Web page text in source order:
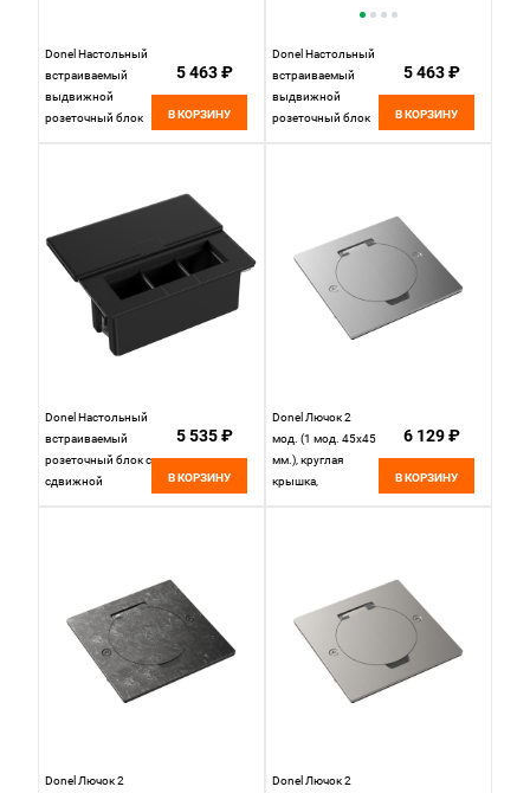
Donel Настольный
встраиваемый
выдвижной
розеточный блок
5 463 ₽
В КОРЗИНУ
Donel Настольный
встраиваемый
выдвижной
розеточный блок
5 463 ₽
В КОРЗИНУ
Donel Настольный
встраиваемый
розеточный блок с
сдвижной
5 535 ₽
В КОРЗИНУ
Donel Лючок 2
мод. (1 мод. 45х45
мм.), круглая
крышка,
6 129 ₽
В КОРЗИНУ
Donel Лючок 2 Donel Лючок 2